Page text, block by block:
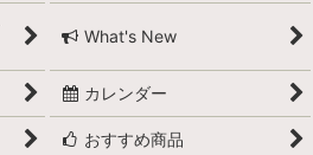
What's New
カレンダー
おすすめ商品